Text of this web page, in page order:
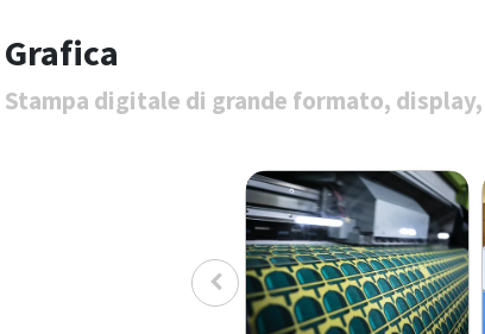
Grafica
Stampa digitale di grande formato,